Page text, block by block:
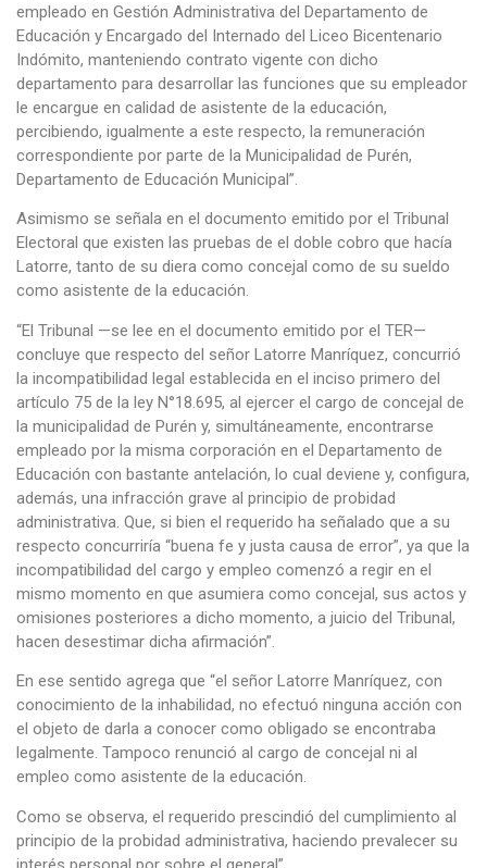
empleado en Gestión Administrativa del Departamento de
Educación y Encargado del Internado del Liceo Bicentenario
Indómito, manteniendo contrato vigente con dicho
departamento para desarrollar las funciones que su empleador
le encargue en calidad de asistente de la educación,
percibiendo, igualmente a este respecto, la remuneración
correspondiente por parte de la Municipalidad de Purén,
Departamento de Educación Municipal”.
Asimismo se señala en el documento emitido por el Tribunal
Electoral que existen las pruebas de el doble cobro que hacía
Latorre, tanto de su diera como concejal como de su sueldo
como asistente de la educación.
“El Tribunal —se lee en el documento emitido por el TER—
concluye que respecto del señor Latorre Manríquez, concurrió
la incompatibilidad legal establecida en el inciso primero del
artículo 75 de la ley N°18.695, al ejercer el cargo de concejal de
la municipalidad de Purén y, simultáneamente, encontrarse
empleado por la misma corporación en el Departamento de
Educación con bastante antelación, lo cual deviene y, configura,
además, una infracción grave al principio de probidad
administrativa. Que, si bien el requerido ha señalado que a su
respecto concurriría “buena fe y justa causa de error”, ya que la
incompatibilidad del cargo y empleo comenzó a regir en el
mismo momento en que asumiera como concejal, sus actos y
omisiones posteriores a dicho momento, a juicio del Tribunal,
hacen desestimar dicha afirmación”.
En ese sentido agrega que “el señor Latorre Manríquez, con
conocimiento de la inhabilidad, no efectuó ninguna acción con
el objeto de darla a conocer como obligado se encontraba
legalmente. Tampoco renunció al cargo de concejal ni al
empleo como asistente de la educación.
Como se observa, el requerido prescindió del cumplimiento al
principio de la probidad administrativa, haciendo prevalecer su